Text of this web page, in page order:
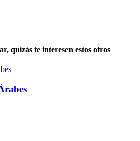
quizás te interesen estos otros